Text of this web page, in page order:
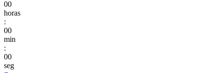
00
horas
:
00
min
:
00
seg